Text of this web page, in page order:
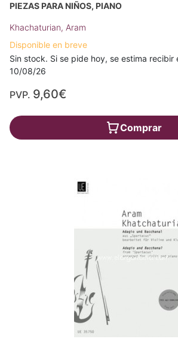
PIEZAS PARA NIÑOS, PIANO
Khachaturian, Aram
Disponible en breve
Sin stock. Si se pide hoy, se estima recibir
10/08/26
PVP. 9,60€
Comprar